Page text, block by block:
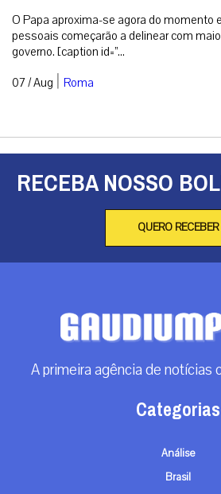
O Papa aproxima-se agora do momento
pessoais começarão a delinear com
governo. [caption id=”...
07 / Aug | Roma
RECEBA NOSSO
QUERO RECEBER
A primeira agência de notícias
Categorias
Análise
Brasil